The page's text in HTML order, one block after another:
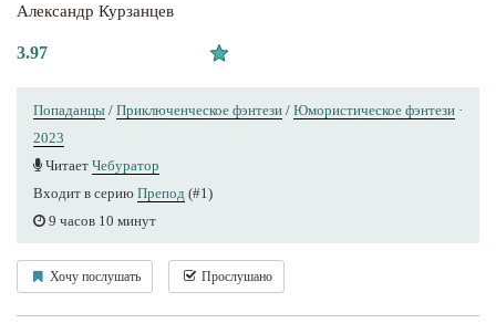
Александр Курзанцев
3.97
Попаданцы / Приключенческое фэнтези / Юмористическое фэнтези ·
2023
Читает Чебуратор
Входит в серию Препод (#1)
9 часов 10 минут
Хочу послушать Прослушано